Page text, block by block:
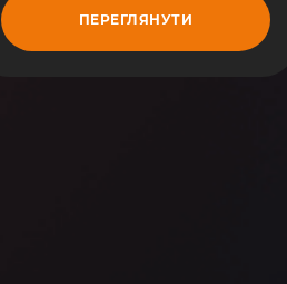
ПЕРЕГЛЯНУТИ